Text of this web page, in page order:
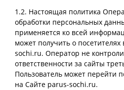
1.2. Настоящая политика
обработки персональных
применяется ко всей
может получить о посетителях
sochi.ru. Оператор не
ответственности за сайты
Пользователь может перейти
на Сайте parus-sochi.ru.